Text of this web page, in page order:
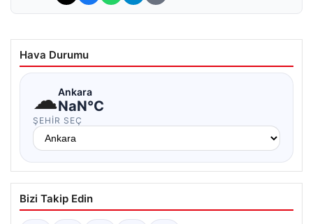
Hava Durumu
☁Ankara
NaN°C
ŞEHIR SEÇ
Bizi Takip Edin